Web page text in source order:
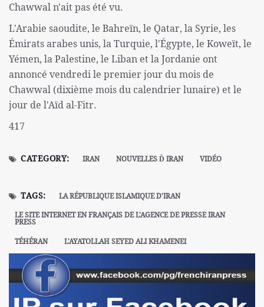
Chawwal n'ait pas été vu.
L'Arabie saoudite, le Bahreïn, le Qatar, la Syrie, les
Émirats arabes unis, la Turquie, l'Égypte, le Koweït, le
Yémen, la Palestine, le Liban et la Jordanie ont
annoncé vendredi le premier jour du mois de
Chawwal (dixième mois du calendrier lunaire) et le
jour de l'Aïd al-Fitr.
417
CATEGORY: IRAN NOUVELLES Ď IRAN VIDÉO
TAGS:
LA RÉPUBLIQUE ISLAMIQUE D'IRAN
LE SITE INTERNET EN FRANÇAIS DE L'AGENCE DE PRESSE IRAN
PRESS
TÉHÉRAN
L'AYATOLLAH SEYED ALI KHAMENEI